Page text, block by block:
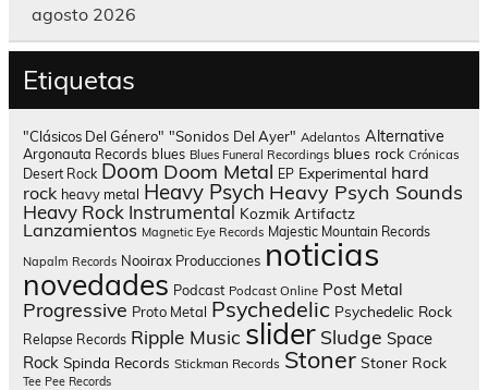
agosto 2026
Etiquetas
"Clásicos Del Género" "Sonidos Del Ayer" Adelantos Alternative
Argonauta Records blues Blues Funeral Recordings blues rock Crónicas
Desert Rock Doom Doom Metal EP Experimental hard
rock heavy metal Heavy Psych Heavy Psych Sounds
Heavy Rock Instrumental Kozmik Artifactz
Lanzamientos Magnetic Eye Records Majestic Mountain Records
Napalm Records Nooirax Producciones noticias
novedades Podcast Podcast Online Post Metal
Progressive Proto Metal Psychedelic Psychedelic Rock
Relapse Records Ripple Music slider Sludge Space
Rock Spinda Records Stickman Records Stoner Stoner Rock
Tee Pee Records